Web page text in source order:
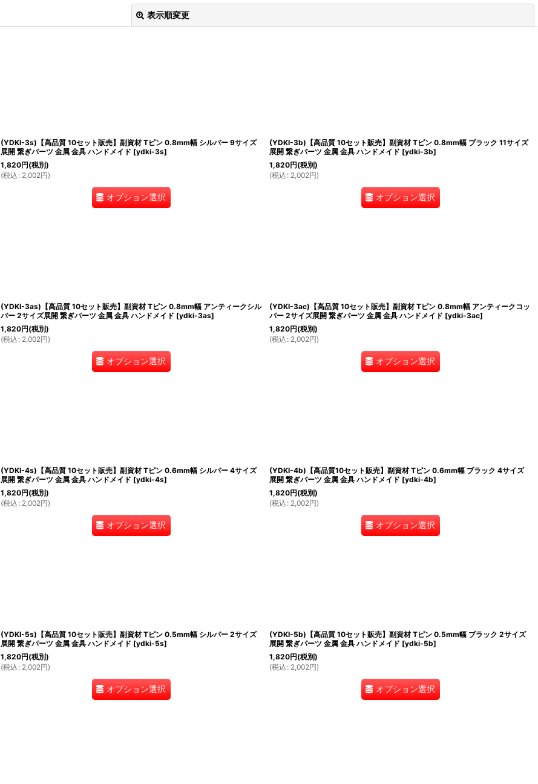
表示順変更
(YDKI-3s)【高品質 10セット販売】副資材 Tピン 0.8mm幅 シルバー 9サイズ
展開 繋ぎパーツ 金属 金具 ハンドメイド [ydki-3s]
1,820円(税別)
(税込 : 2,002円)
オプション選択
(YDKI-3b)【高品質 10セット販売】副資材 Tピン 0.8mm幅 ブラック 11サイズ
展開 繋ぎパーツ 金属 金具 ハンドメイド [ydki-3b]
1,820円(税別)
(税込 : 2,002円)
オプション選択
(YDKI-3as)【高品質 10セット販売】副資材 Tピン 0.8mm幅 アンティークシル
バー 2サイズ展開 繋ぎパーツ 金属 金具 ハンドメイド [ydki-3as]
1,820円(税別)
(税込 : 2,002円)
オプション選択
(YDKI-3ac)【高品質 10セット販売】副資材 Tピン 0.8mm幅 アンティークコッ
パー 2サイズ展開 繋ぎパーツ 金属 金具 ハンドメイド [ydki-3ac]
1,820円(税別)
(税込 : 2,002円)
オプション選択
(YDKI-4s)【高品質 10セット販売】副資材 Tピン 0.6mm幅 シルバー 4サイズ
展開 繋ぎパーツ 金属 金具 ハンドメイド [ydki-4s]
1,820円(税別)
(税込 : 2,002円)
オプション選択
(YDKI-4b)【高品質10セット販売】副資材 Tピン 0.6mm幅 ブラック 4サイズ
展開 繋ぎパーツ 金属 金具 ハンドメイド [ydki-4b]
1,820円(税別)
(税込 : 2,002円)
オプション選択
(YDKI-5s)【高品質 10セット販売】副資材 Tピン 0.5mm幅 シルバー 2サイズ
展開 繋ぎパーツ 金属 金具 ハンドメイド [ydki-5s]
1,820円(税別)
(税込 : 2,002円)
オプション選択
(YDKI-5b)【高品質 10セット販売】副資材 Tピン 0.5mm幅 ブラック 2サイズ
展開 繋ぎパーツ 金属 金具 ハンドメイド [ydki-5b]
1,820円(税別)
(税込 : 2,002円)
オプション選択